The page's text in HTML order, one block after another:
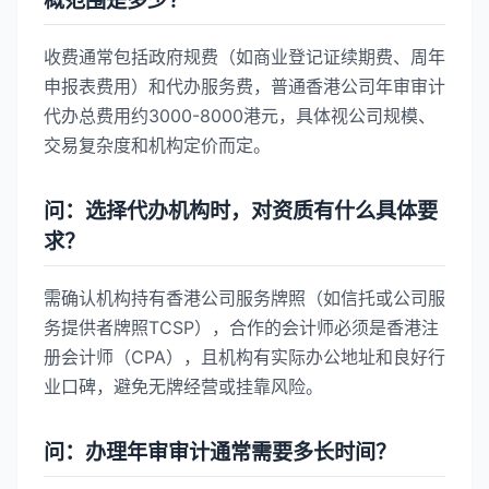
收费通常包括政府规费（如商业登记证续期费、周年
申报表费用）和代办服务费，普通香港公司年审审计
代办总费用约3000-8000港元，具体视公司规模、
交易复杂度和机构定价而定。
问：选择代办机构时，对资质有什么具体要
求？
需确认机构持有香港公司服务牌照（如信托或公司服
务提供者牌照TCSP），合作的会计师必须是香港注
册会计师（CPA），且机构有实际办公地址和良好行
业口碑，避免无牌经营或挂靠风险。
问：办理年审审计通常需要多长时间？